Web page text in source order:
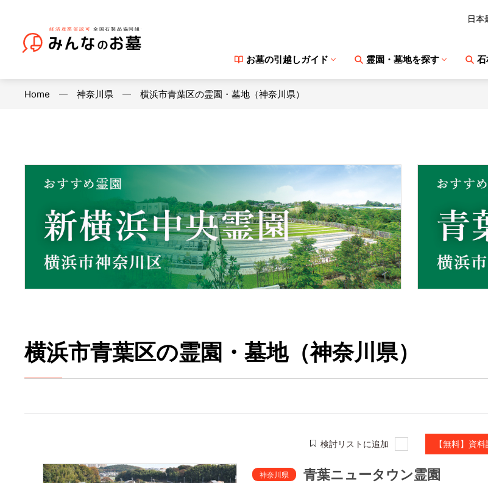
日本
お墓の引越しガイド 霊園・墓地を探す 石
Home 神奈川県 横浜市青葉区の霊園・墓地（神奈川県）
横浜市青葉区の霊園・墓地（神奈川県）
検討リストに追加 【無料】資
神奈川県 青葉ニュータウン霊園